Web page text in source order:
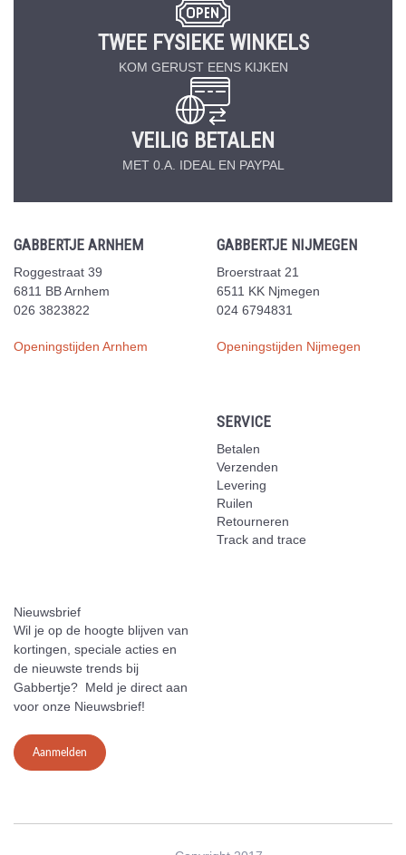
TWEE FYSIEKE WINKELS
KOM GERUST EENS KIJKEN
VEILIG BETALEN
MET 0.A. IDEAL EN PAYPAL
GABBERTJE ARNHEM
Roggestraat 39
6811 BB Arnhem
026 3823822
Openingstijden Arnhem
GABBERTJE NIJMEGEN
Broerstraat 21
6511 KK Njmegen
024 6794831
Openingstijden Nijmegen
SERVICE
Betalen
Verzenden
Levering
Ruilen
Retourneren
Track and trace
Nieuwsbrief
Wil je op de hoogte blijven van
kortingen, speciale acties en
de nieuwste trends bij
Gabbertje? Meld je direct aan
voor onze Nieuwsbrief!
Aanmelden